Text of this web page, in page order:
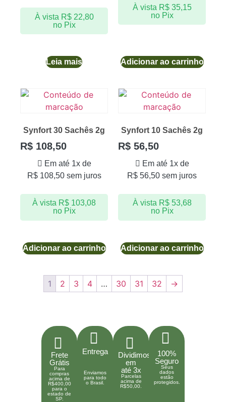
À vista R$22,80
no Pix
Leia mais
À vista R$35,15
no Pix
Adicionar ao carrinho
Synfort 30 Sachês 2g
R$ 108,50
Em até 1x de
R$108,50sem juros
À vista R$ 103,08
no Pix
Adicionar ao carrinho
Synfort 10 Sachês 2g
R$ 56,50
Em até 1x de
R$ 56,50 sem juros
À vista R$53,68
no Pix
Adicionar ao carrinho
1 2 3 4 … 30 31 32 →
Frete
Grátis
Para
compras
acima de
R$400,00
para o
estado de
SP.
Entrega
Enviamos
para todo
o Brasil.
Dividimos
em
até 3x
Parcelas
acima de
R$50,00.
100%
Seguro
Seus
dados
estão
protegidos.